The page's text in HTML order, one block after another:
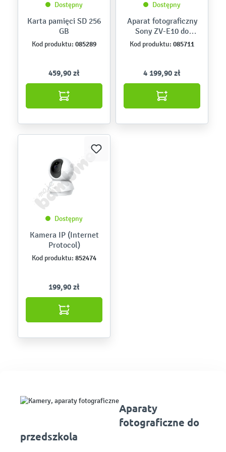
Dostępny
Karta pamięci SD 256
GB
Kod produktu: 085289
459,90 zł
Dostępny
Aparat fotograficzny
Sony ZV-E10 do
wideoblogów z
wymiennymi
Kod produktu: 085711
4 199,90 zł
Dostępny
Kamera IP (Internet
Protocol)
Kod produktu: 852474
199,90 zł
Aparaty
fotograficzne do
przedszkola